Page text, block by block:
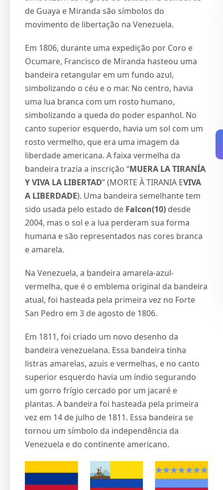
de Guaya e Miranda são símbolos do
movimento de libertação na Venezuela.
Em 1806, durante uma expedição por Coro e
Ocumare, Francisco de Miranda hasteou uma
bandeira retangular em um fundo azul,
simbolizando o céu e o mar. No centro, havia
uma lua branca com um rosto humano,
simbolizando a queda do poder espanhol. No
canto superior esquerdo, havia um sol com um
rosto vermelho, que era uma imagem da
liberdade americana. A faixa vermelha da
bandeira trazia a inscrição “MUERA LA TIRANÍA
Y VIVA LA LIBERTAD” (MORTE À TIRANIA EVIVA
A LIBERDADE). Uma bandeira semelhante tem
sido usada pelo estado de Falcon(10) desde
2004, mas o sol e a lua perderam sua forma
humana e são representados nas cores branca
e amarela.
Na Venezuela, a bandeira amarela-azul-
vermelha, que é o emblema original da bandeira
atual, foi hasteada pela primeira vez no Forte
San Pedro em 3 de agosto de 1806.
Em 1811, foi criado um novo desenho da
bandeira venezuelana. Essa bandeira tinha
listras amarelas, azuis e vermelhas, e no canto
superior esquerdo havia um índio segurando
um gorro frígio cercado por um jacaré e
plantas. A bandeira foi hasteada pela primeira
vez em 14 de julho de 1811. Essa bandeira se
tornou um símbolo da independência da
Venezuela e do continente americano.